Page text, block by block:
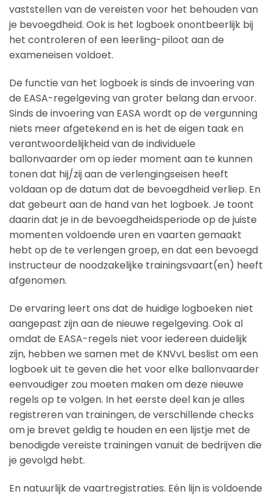
vaststellen van de vereisten voor het behouden van
je bevoegdheid. Ook is het logboek onontbeerlijk bij
het controleren of een leerling-piloot aan de
exameneisen voldoet.
De functie van het logboek is sinds de invoering van
de EASA-regelgeving van groter belang dan ervoor.
Sinds de invoering van EASA wordt op de vergunning
niets meer afgetekend en is het de eigen taak en
verantwoordelijkheid van de individuele
ballonvaarder om op ieder moment aan te kunnen
tonen dat hij/zij aan de verlengingseisen heeft
voldaan op de datum dat de bevoegdheid verliep. En
dat gebeurt aan de hand van het logboek. Je toont
daarin dat je in de bevoegdheidsperiode op de juiste
momenten voldoende uren en vaarten gemaakt
hebt op de te verlengen groep, en dat een bevoegd
instructeur de noodzakelijke trainingsvaart(en) heeft
afgenomen.
De ervaring leert ons dat de huidige logboeken niet
aangepast zijn aan de nieuwe regelgeving. Ook al
omdat de EASA-regels niet voor iedereen duidelijk
zijn, hebben we samen met de KNVvL beslist om een
logboek uit te geven die het voor elke ballonvaarder
eenvoudiger zou moeten maken om deze nieuwe
regels op te volgen. In het eerste deel kan je alles
registreren van trainingen, de verschillende checks
om je brevet geldig te houden en een lijstje met de
benodigde vereiste trainingen vanuit de bedrijven die
je gevolgd hebt.
En natuurlijk de vaartregistraties. Eén lijn is voldoende